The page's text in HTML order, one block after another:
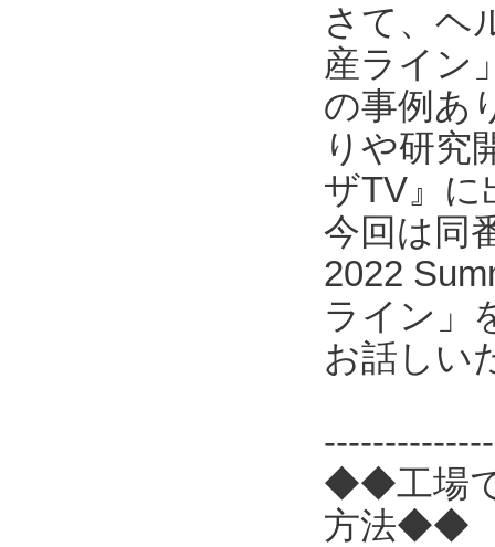
さて、ヘ
産ライン
の事例あ
りや研究
ザTV』に
今回は同
2022
ライン」
お話しい
◆◆工場で
方法◆◆